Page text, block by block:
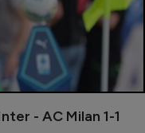
- AC Milan 1-1